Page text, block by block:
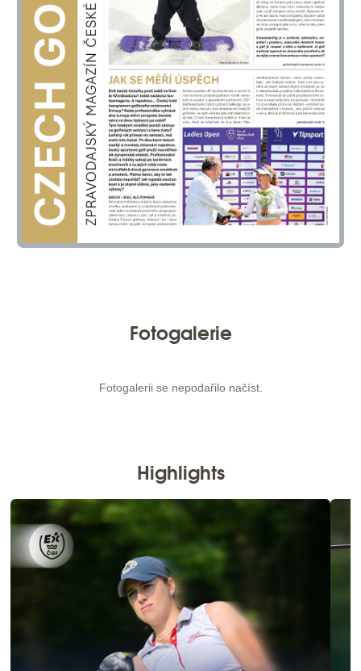
Fotogalerie
Fotogalerii se nepodařilo načíst.
Highlights